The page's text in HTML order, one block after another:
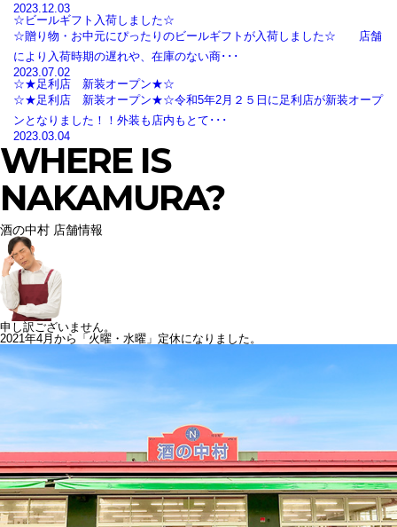
2023.12.03
☆ビールギフト入荷しました☆
☆贈り物・お中元にぴったりのビールギフトが入荷しました☆ 店舗
により入荷時期の遅れや、在庫のない商･･･
2023.07.02
☆★足利店 新装オープン★☆
☆★足利店 新装オープン★☆令和5年2月２５日に足利店が新装オープ
ンとなりました！！外装も店内もとて･･･
2023.03.04
WHERE IS
NAKAMURA?
酒の中村 店舗情報
申し訳ございません。
2021年4月から「火曜・水曜」定休になりました。